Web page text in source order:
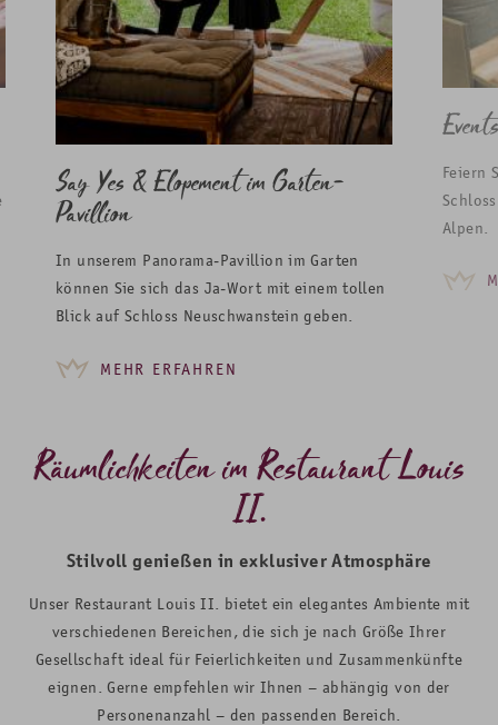
Say Yes & Elopement im Garten-
Pavillion
In unserem Panorama-Pavillion im Garten
können Sie sich das Ja-Wort mit einem tollen
Blick auf Schloss Neuschwanstein geben.
MEHR ERFAHREN
Feiern
Alpen.
Räumlichkeiten im Restaurant Louis
II.
Stilvoll genießen in exklusiver Atmosphäre
Unser Restaurant Louis II. bietet ein elegantes Ambiente mit
verschiedenen Bereichen, die sich je nach Größe Ihrer
Gesellschaft ideal für Feierlichkeiten und Zusammenkünfte
eignen. Gerne empfehlen wir Ihnen – abhängig von der
Personenanzahl – den passenden Bereich.